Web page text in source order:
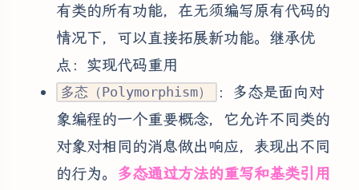
有类的所有功能，在无须编写原有代码的
情况下，可以直接拓展新功能。继承优
点：实现代码重用
多态（Polymorphism）
：多态是面向对
象编程的一个重要概念，它允许不同类的
对象对相同的消息做出响应，表现出不同
的行为。 多态通过方法的重写和基类引用